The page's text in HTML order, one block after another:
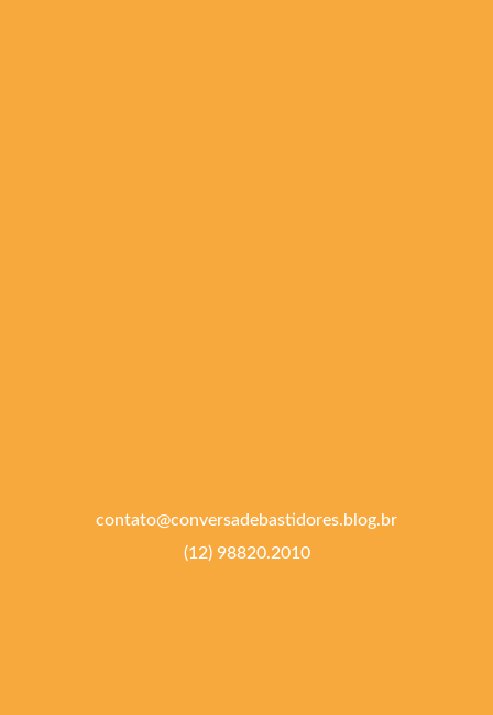
contato@conversadebastidores.blog.br
(12) 98820.2010